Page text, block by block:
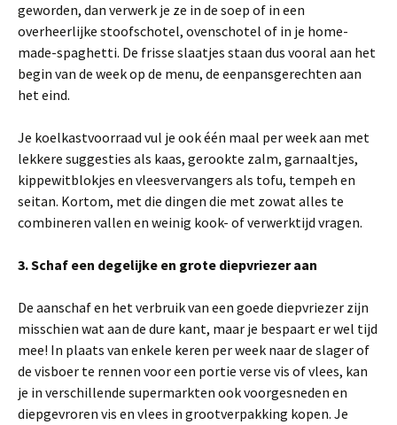
geworden, dan verwerk je ze in de soep of in een
overheerlijke stoofschotel, ovenschotel of in je home-
made-spaghetti. De frisse slaatjes staan dus vooral aan het
begin van de week op de menu, de eenpansgerechten aan
het eind.
Je koelkastvoorraad vul je ook één maal per week aan met
lekkere suggesties als kaas, gerookte zalm, garnaaltjes,
kippewitblokjes en vleesvervangers als tofu, tempeh en
seitan. Kortom, met die dingen die met zowat alles te
combineren vallen en weinig kook- of verwerktijd vragen.
3. Schaf een degelijke en grote diepvriezer aan
De aanschaf en het verbruik van een goede diepvriezer zijn
misschien wat aan de dure kant, maar je bespaart er wel tijd
mee! In plaats van enkele keren per week naar de slager of
de visboer te rennen voor een portie verse vis of vlees, kan
je in verschillende supermarkten ook voorgesneden en
diepgevroren vis en vlees in grootverpakking kopen. Je